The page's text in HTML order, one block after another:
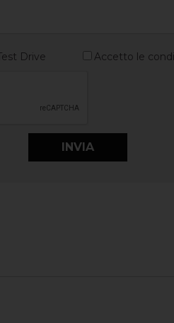
Drive Accetto le